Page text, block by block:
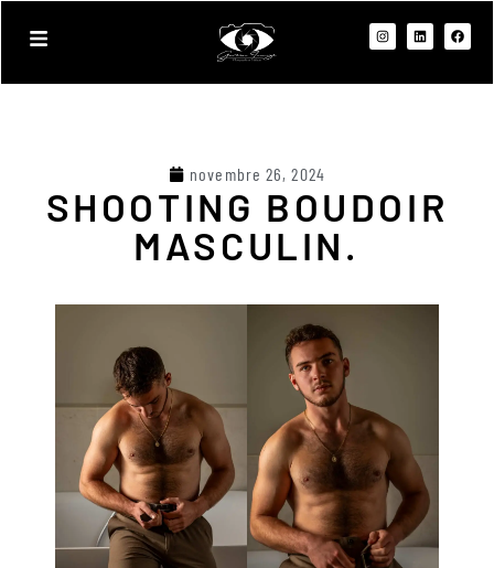
novembre 26, 2024
SHOOTING BOUDOIR
MASCULIN.